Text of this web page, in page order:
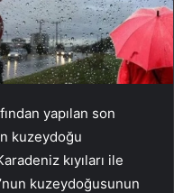
yapılan son
kuzeydoğu
kıyıları ile
kuzeydoğusunun